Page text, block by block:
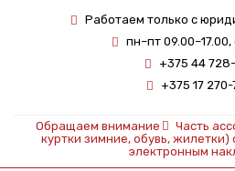
Работаем только с
пн–пт
+375 44
+375 17
Обращаем внимание
Часть
куртки зимние, обувь, жилетки)
электронным